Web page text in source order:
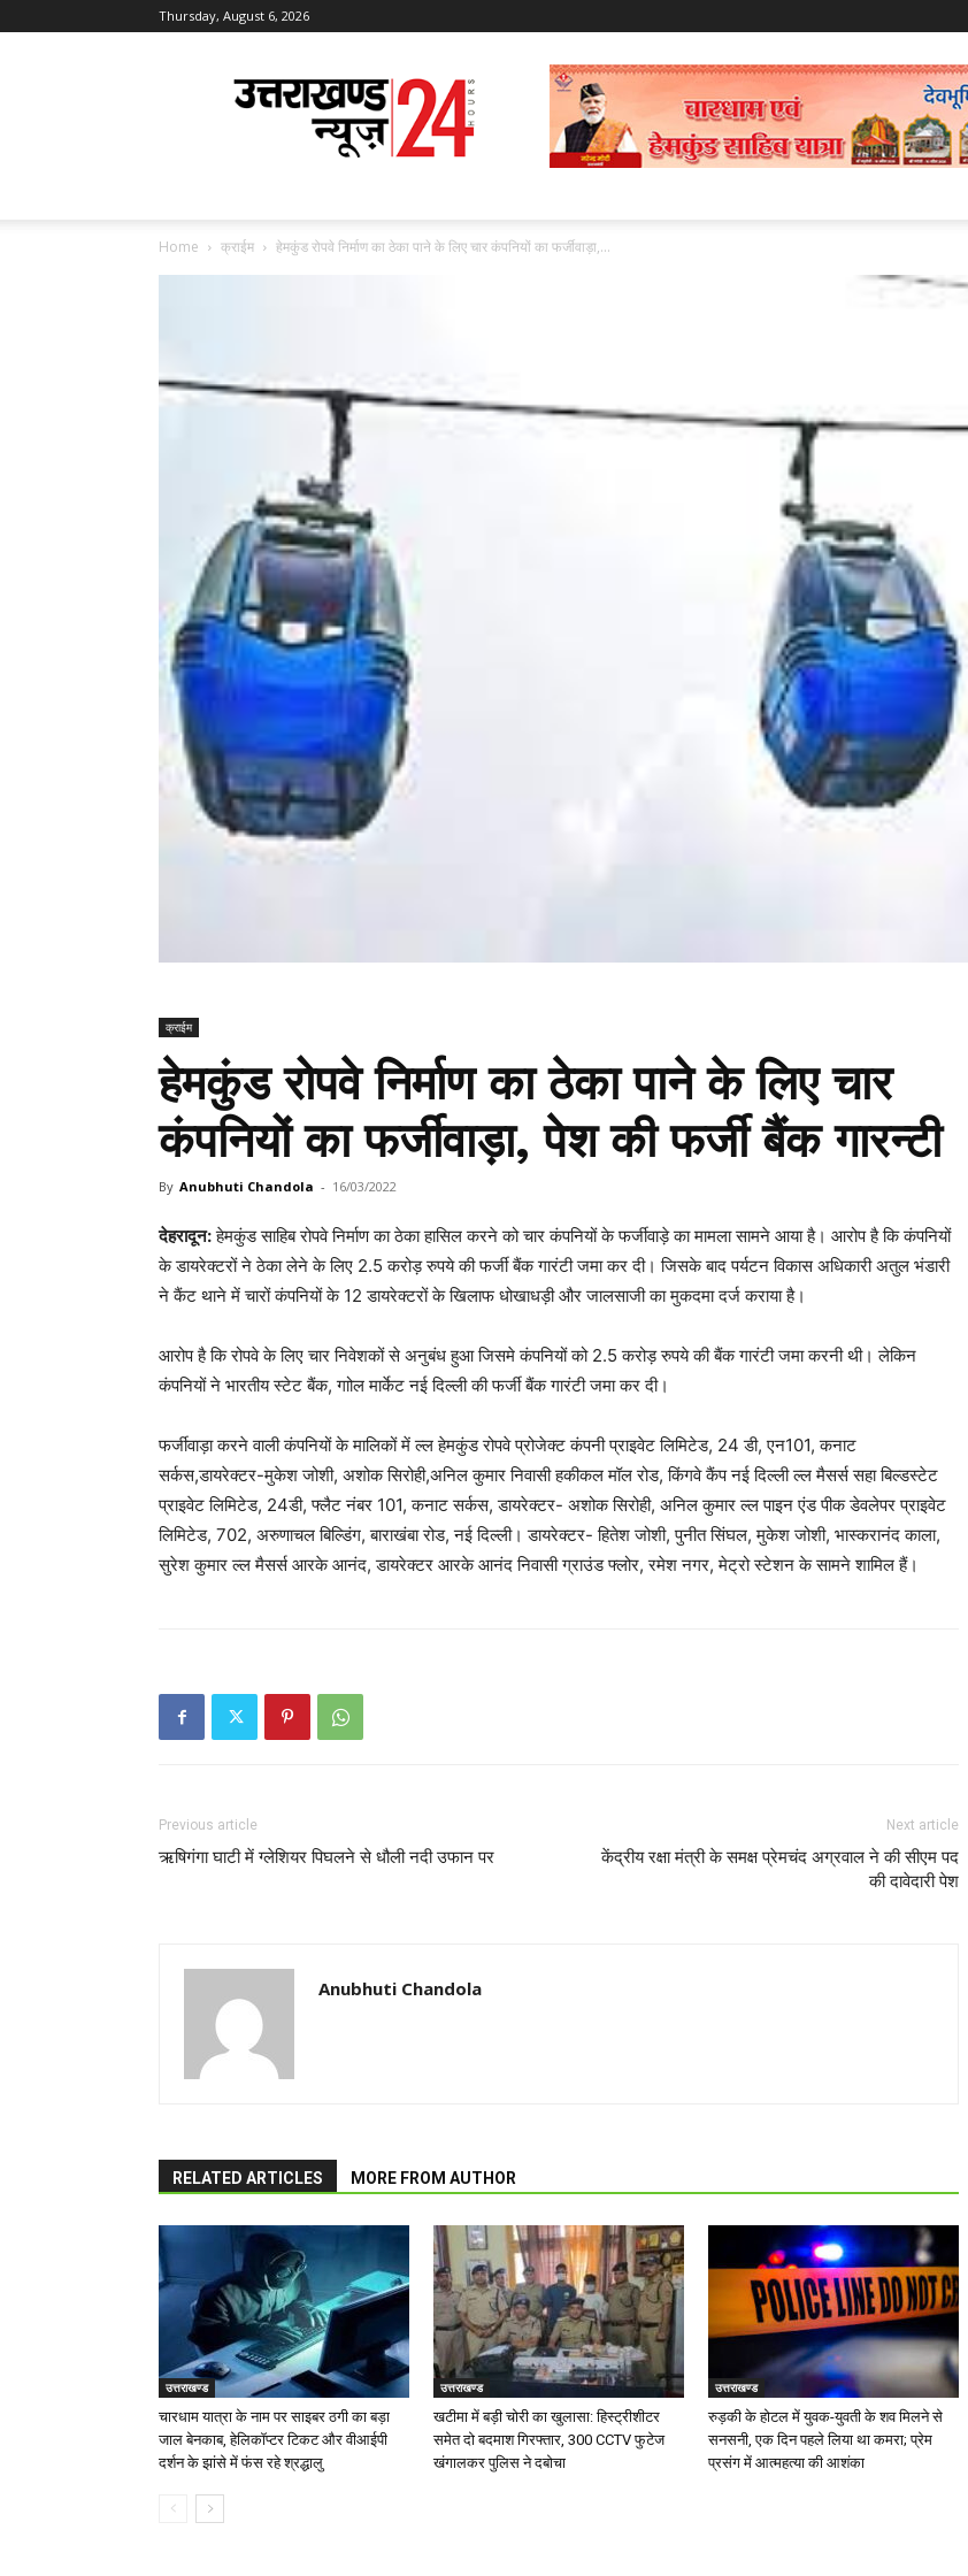
Thursday, August 6, 2026
Uttarakhand
News
24
Home क्राईम हेमकुंड रोपवे निर्माण का ठेका पाने के लिए चार कंपनियों का फर्जीवाड़ा,...
क्राईम
हेमकुंड रोपवे निर्माण का ठेका पाने के लिए चार
कंपनियों का फर्जीवाड़ा, पेश की फर्जी बैंक गारन्टी
By Anubhuti Chandola - 16/03/2022
देहरादून:हेमकुंड साहिब रोपवे निर्माण का ठेका हासिल करने को चार कंपनियों के फर्जीवाड़े का मामला सामने आया है। आरोप है कि कंपनियों
के डायरेक्टरों ने ठेका लेने के लिए 2.5 करोड़ रुपये की फर्जी बैंक गारंटी जमा कर दी। जिसके बाद पर्यटन विकास अधिकारी अतुल भंडारी
ने कैंट थाने में चारों कंपनियों के 12 डायरेक्टरों के खिलाफ धोखाधड़ी और जालसाजी का मुकदमा दर्ज कराया है।
आरोप है कि रोपवे के लिए चार निवेशकों से अनुबंध हुआ जिसमे कंपनियों को 2.5 करोड़ रुपये की बैंक गारंटी जमा करनी थी। लेकिन
कंपनियों ने भारतीय स्टेट बैंक, गाोल मार्केट नई दिल्ली की फर्जी बैंक गारंटी जमा कर दी।
फर्जीवाड़ा करने वाली कंपनियों के मालिकों में ल्ल हेमकुंड रोपवे प्रोजेक्ट कंपनी प्राइवेट लिमिटेड, 24 डी, एन101, कनाट
सर्कस,डायरेक्टर-मुकेश जोशी, अशोक सिरोही,अनिल कुमार निवासी हकीकल मॉल रोड, किंगवे कैंप नई दिल्ली ल्ल मैसर्स सहा बिल्डस्टेट
प्राइवेट लिमिटेड, 24डी, फ्लैट नंबर 101, कनाट सर्कस, डायरेक्टर- अशोक सिरोही, अनिल कुमार ल्ल पाइन एंड पीक डेवलेपर प्राइवेट
लिमिटेड, 702, अरुणाचल बिल्डिंग, बाराखंबा रोड, नई दिल्ली। डायरेक्टर- हितेश जोशी, पुनीत सिंघल, मुकेश जोशी, भास्करानंद काला,
सुरेश कुमार ल्ल मैसर्स आरके आनंद, डायरेक्टर आरके आनंद निवासी ग्राउंड फ्लोर, रमेश नगर, मेट्रो स्टेशन के सामने शामिल हैं।
Previous article
ऋषिगंगा घाटी में ग्लेशियर पिघलने से धौली नदी उफान पर
Next article
केंद्रीय रक्षा मंत्री के समक्ष प्रेमचंद अग्रवाल ने की सीएम पद
की दावेदारी पेश
Anubhuti Chandola
RELATED ARTICLES MORE FROM AUTHOR
उत्तराखण्ड
चारधाम यात्रा के नाम पर साइबर ठगी का बड़ा
जाल बेनकाब, हेलिकॉप्टर टिकट और वीआईपी
दर्शन के झांसे में फंस रहे श्रद्धालु
उत्तराखण्ड
खटीमा में बड़ी चोरी का खुलासा: हिस्ट्रीशीटर
समेत दो बदमाश गिरफ्तार, 300 CCTV फुटेज
खंगालकर पुलिस ने दबोचा
उत्तराखण्ड
रुड़की के होटल में युवक-युवती के शव मिलने से
सनसनी, एक दिन पहले लिया था कमरा; प्रेम
प्रसंग में आत्महत्या की आशंका